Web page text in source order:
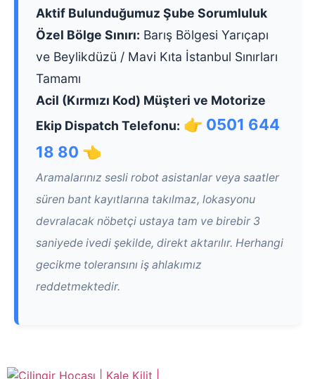
Aktif Bulunduğumuz Şube Sorumluluk
Özel Bölge Sınırı: Barış Bölgesi Yarıçapı
ve Beylikdüzü / Mavi Kıta İstanbul Sınırları
Tamamı
Acil (Kırmızı Kod) Müşteri ve Motorize
Ekip Dispatch Telefonu: 👉 0501 644
18 80 👈
Aramalarınız sesli robot asistanlar veya saatler
süren bant kayıtlarına takılmaz, lokasyonu
devralacak nöbetçi ustaya tam ve birebir 3
saniyede ivedi şekilde, direkt aktarılır. Herhangi
gecikme toleransını iş ahlakımız
reddetmektedir.